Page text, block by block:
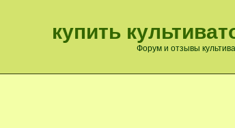
купить
Форум и отзывы